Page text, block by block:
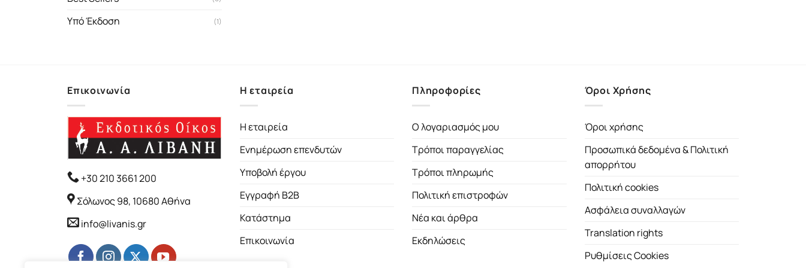
Υπό Έκδοση (1)
Επικοινωνία
+30 210 3661 200
Σόλωνος 98, 10680 Αθήνα
info@livanis.gr
Η εταιρεία
Η εταιρεία
Ενημέρωση επενδυτών
Υποβολή έργου
Εγγραφή B2B
Κατάστημα
Επικοινωνία
Πληροφορίες
Ο λογαριασμός μου
Τρόποι παραγγελίας
Τρόποι πληρωμής
Πολιτική επιστροφών
Νέα και άρθρα
Εκδηλώσεις
Όροι Χρήσης
Όροι χρήσης
Προσωπικά δεδομένα & Πολιτική
απορρήτου
Πολιτική cookies
Ασφάλεια συναλλαγών
Translation rights
Ρυθμίσεις Cookies